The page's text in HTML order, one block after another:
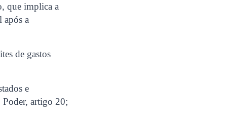
que implica a
após a
de gastos
e
artigo 20;